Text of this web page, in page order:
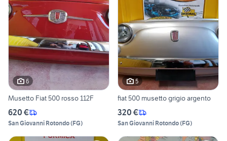
6
Musetto Fiat 500 rosso 112F
620 €
San Giovanni Rotondo(FG)
5
fiat 500 musetto grigio argento
320 €
San Giovanni Rotondo(FG)